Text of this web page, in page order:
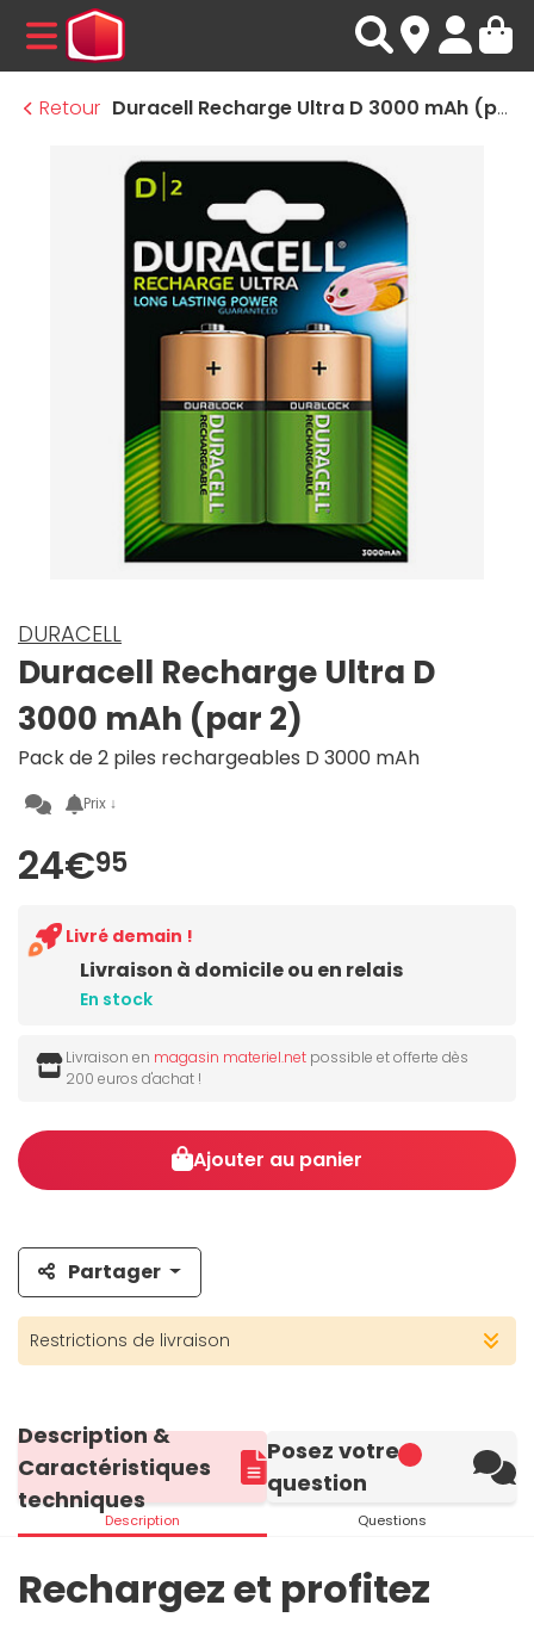
MENU
Retour
Duracell Recharge Ultra D 3000 mAh (par 2)
DURACELL
Duracell Recharge Ultra D
3000 mAh (par 2)
Pack de 2 piles rechargeables D 3000 mAh
Prix ↓
24€95
Livraison à domicile ou en relais
En stock
Livré demain !
Livraison en magasin materiel.net possible et offerte dès
200 euros d'achat !
Ajouter au panier
Partager
Restrictions de livraison
Description &
Caractéristiques
techniques
Description
Posez votre
question
Questions
Rechargez et profitez